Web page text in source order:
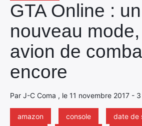
GTA Online : un
nouveau
avion de
encore
Par J-C Coma , le 11 novembre 2017 -
amazon console
date de